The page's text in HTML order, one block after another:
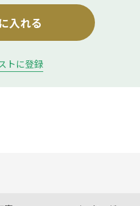
入れる
トに登録